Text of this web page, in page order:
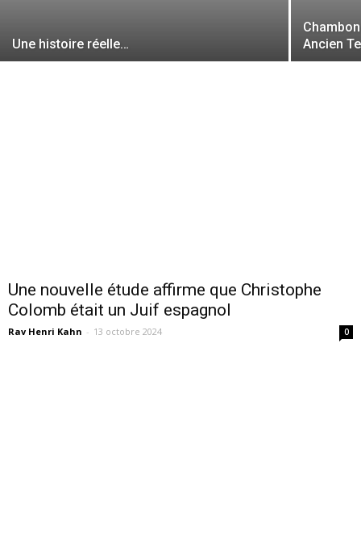
Une histoire réelle…
Ancien
Une nouvelle étude affirme que Christophe
Colomb était un Juif espagnol
Rav Henri Kahn - 13 octobre 2024 0